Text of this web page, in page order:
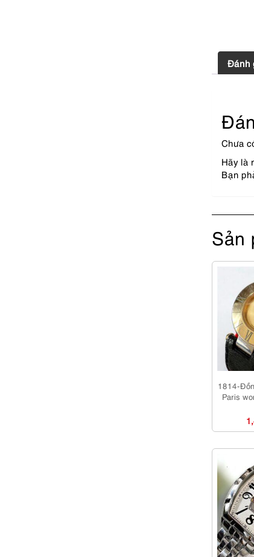
Đánh
Chưa
Hãy là
Bạn
Sản
1814-
Paris